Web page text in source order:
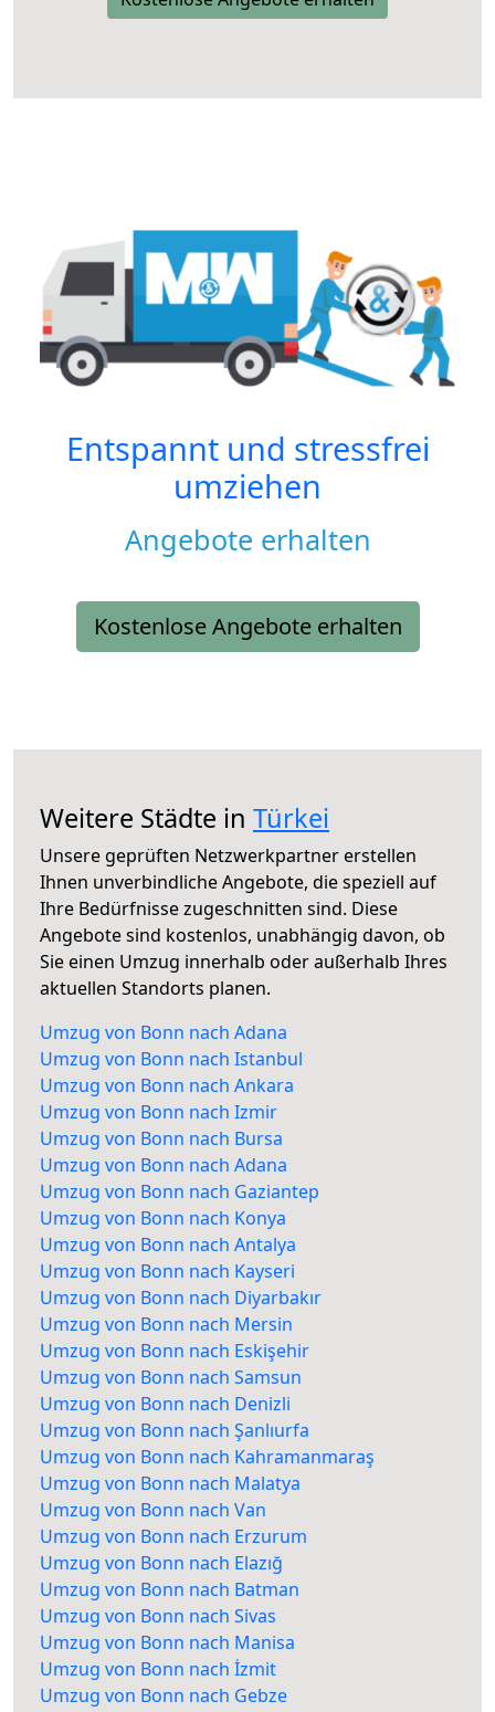
Entspannt und stressfrei
umziehen
Angebote erhalten
Kostenlose Angebote erhalten
Weitere Städte in Türkei
Unsere geprüften Netzwerkpartner erstellen
Ihnen unverbindliche Angebote, die speziell auf
Ihre Bedürfnisse zugeschnitten sind. Diese
Angebote sind kostenlos, unabhängig davon, ob
Sie einen Umzug innerhalb oder außerhalb Ihres
aktuellen Standorts planen.
Umzug von Bonn nach Adana
Umzug von Bonn nach Istanbul
Umzug von Bonn nach Ankara
Umzug von Bonn nach Izmir
Umzug von Bonn nach Bursa
Umzug von Bonn nach Adana
Umzug von Bonn nach Gaziantep
Umzug von Bonn nach Konya
Umzug von Bonn nach Antalya
Umzug von Bonn nach Kayseri
Umzug von Bonn nach Diyarbakır
Umzug von Bonn nach Mersin
Umzug von Bonn nach Eskişehir
Umzug von Bonn nach Samsun
Umzug von Bonn nach Denizli
Umzug von Bonn nach Şanlıurfa
Umzug von Bonn nach Kahramanmaraş
Umzug von Bonn nach Malatya
Umzug von Bonn nach Van
Umzug von Bonn nach Erzurum
Umzug von Bonn nach Elazığ
Umzug von Bonn nach Batman
Umzug von Bonn nach Sivas
Umzug von Bonn nach Manisa
Umzug von Bonn nach İzmit
Umzug von Bonn nach Gebze